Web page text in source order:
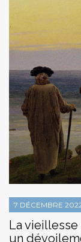
7 DÉCEMBRE
La vieillesse
un